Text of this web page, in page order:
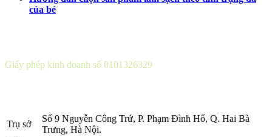
của bé
Giấy phép kinh doanh số 0101326329
Trụ sở
Số 9 Nguyễn Công Trứ, P. Phạm Đình Hổ, Q. Hai Bà
Trưng, Hà Nội.